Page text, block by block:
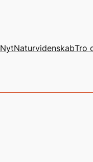
NytNaturvidenskabTro